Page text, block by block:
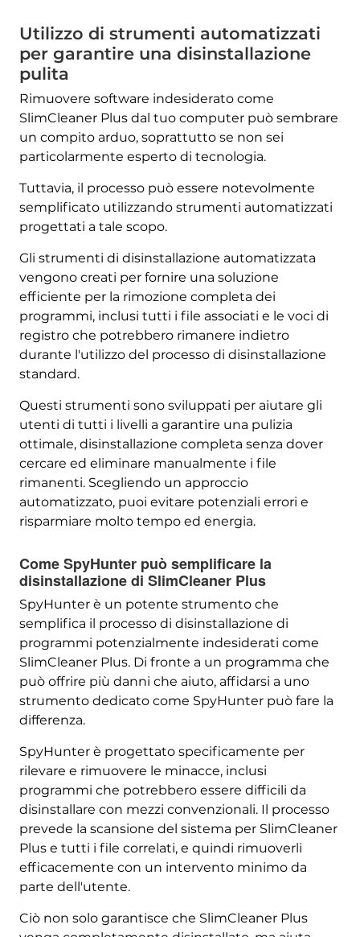
Utilizzo di strumenti automatizzati
per garantire una disinstallazione
pulita
Rimuovere software indesiderato come
SlimCleaner Plus dal tuo computer può sembrare
un compito arduo, soprattutto se non sei
particolarmente esperto di tecnologia.
Tuttavia, il processo può essere notevolmente
semplificato utilizzando strumenti automatizzati
progettati a tale scopo.
Gli strumenti di disinstallazione automatizzata
vengono creati per fornire una soluzione
efficiente per la rimozione completa dei
programmi, inclusi tutti i file associati e le voci di
registro che potrebbero rimanere indietro
durante l'utilizzo del processo di disinstallazione
standard.
Questi strumenti sono sviluppati per aiutare gli
utenti di tutti i livelli a garantire una pulizia
ottimale, disinstallazione completa senza dover
cercare ed eliminare manualmente i file
rimanenti. Scegliendo un approccio
automatizzato, puoi evitare potenziali errori e
risparmiare molto tempo ed energia.
Come SpyHunter può semplificare la
disinstallazione di SlimCleaner Plus
SpyHunter è un potente strumento che
semplifica il processo di disinstallazione di
programmi potenzialmente indesiderati come
SlimCleaner Plus. Di fronte a un programma che
può offrire più danni che aiuto, affidarsi a uno
strumento dedicato come SpyHunter può fare la
differenza.
SpyHunter è progettato specificamente per
rilevare e rimuovere le minacce, inclusi
programmi che potrebbero essere difficili da
disinstallare con mezzi convenzionali. Il processo
prevede la scansione del sistema per SlimCleaner
Plus e tutti i file correlati, e quindi rimuoverli
efficacemente con un intervento minimo da
parte dell'utente.
Ciò non solo garantisce che SlimCleaner Plus